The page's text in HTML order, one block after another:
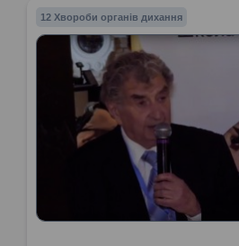
12 Хвороби органів дихання